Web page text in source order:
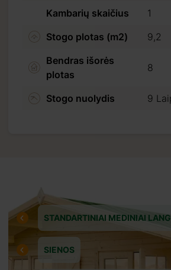
Kambarių skaičius
1
Stogo plotas (m2)
9,2
Bendras išorės
plotas
8
Stogo nuolydis 9
STANDARTINIAI MEDINIAI
SIENOS